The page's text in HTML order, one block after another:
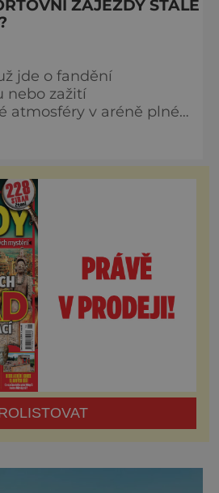
ZÁJEZDY STÁLE
jde o fandění
nebo zažití
atmosféry v aréně plné
nejen koníčkem, ale i
Co dělá sportovní zájezdy
Proč si tolik fanoušků dnes
za sportem? Sportovní
ale o zážitku
zájezdů roste kaž